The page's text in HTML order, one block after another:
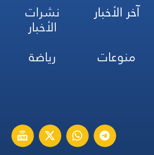
آخر الأخبار نشرات
الأخبار
منوعات
رياضة